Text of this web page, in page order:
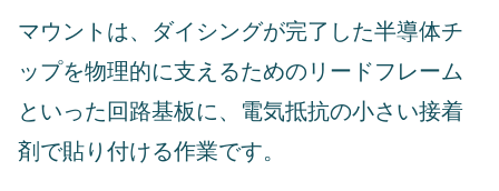
マウントは、ダイシングが完了した半導体チ
ップを物理的に支えるためのリードフレーム
といった回路基板に、電気抵抗の小さい接着
剤で貼り付ける作業です。